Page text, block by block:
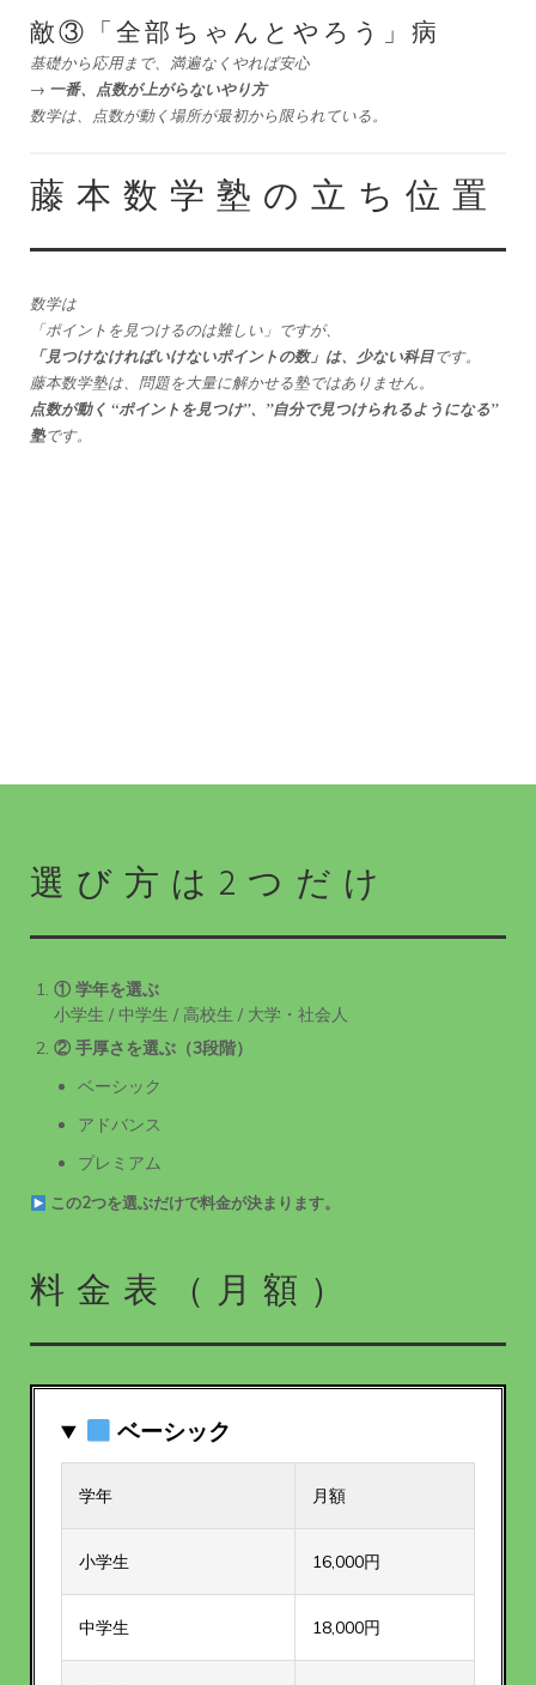
敵③「全部ちゃんとやろう」病
基礎から応用まで、満遍なくやれば安心
→ 一番、点数が上がらないやり方
数学は、点数が動く場所が最初から限られている。
藤本数学塾の立ち位置
数学は
「ポイントを見つけるのは難しい」ですが、
「見つけなければいけないポイントの数」は、少ない科目です。
藤本数学塾は、問題を大量に解かせる塾ではありません。
点数が動く “ポイントを見つけ”、”自分で見つけられるようになる”
塾です。
選び方は2つだけ
① 学年を選ぶ
小学生 / 中学生 / 高校生 / 大学・社会人
② 手厚さを選ぶ（3段階）
ベーシック
アドバンス
プレミアム
この2つを選ぶだけで料金が決まります。
料金表（月額）
ベーシック
学年 月額
小学生 16,000円
中学生 18,000円